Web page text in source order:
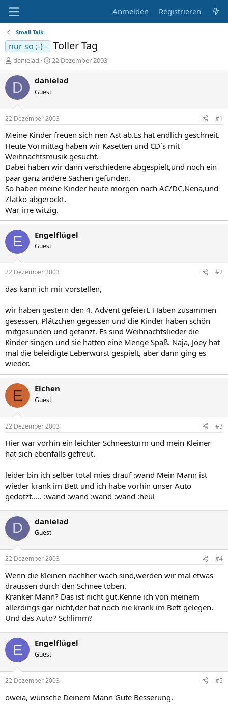
Anmelden Registrieren
Small Talk
nur so ;-) - Toller Tag
E
r
s
e
r
danielad
E
r
s
l
t
a
m
22 Dezember 2003
D danielad
Guest
22 Dezember 2003 #1
Meine Kinder freuen sich nen Ast ab.Es hat endlich geschneit.
Heute Vormittag haben wir Kasetten und CD`s mit
Weihnachtsmusik gesucht.
Dabei haben wir dann verschiedene abgespielt,und noch ein
paar ganz andere Sachen gefunden.
So haben meine Kinder heute morgen nach AC/DC,Nena,und
Zlatko abgerockt.
War irre witzig.
E Engelflügel
Guest
22 Dezember 2003 #2
das kann ich mir vorstellen,
wir haben gestern den 4. Advent gefeiert. Haben zusammen
gesessen, Plätzchen gegessen und die Kinder haben schön
mitgesunden und getanzt. Es sind Weihnachtslieder die
Kinder singen und sie hatten eine Menge Spaß. Naja, Joey hat
mal die beleidigte Leberwurst gespielt, aber dann ging es
wieder.
E Elchen
Guest
22 Dezember 2003 #3
Hier war vorhin ein leichter Schneesturm und mein Kleiner
hat sich ebenfalls gefreut.
leider bin ich selber total mies drauf :wand Mein Mann ist
wieder krank im Bett und ich habe vorhin unser Auto
gedotzt..... :wand :wand :wand :wand :heul
D danielad
Guest
22 Dezember 2003 #4
Wenn die Kleinen nachher wach sind,werden wir mal etwas
draussen durch den Schnee toben.
Kranker Mann? Das ist nicht gut.Kenne ich von meinem
allerdings gar nicht,der hat noch nie krank im Bett gelegen.
Und das Auto? Schlimm?
E Engelflügel
Guest
22 Dezember 2003 #5
oweia, wünsche Deinem Mann Gute Besserung.